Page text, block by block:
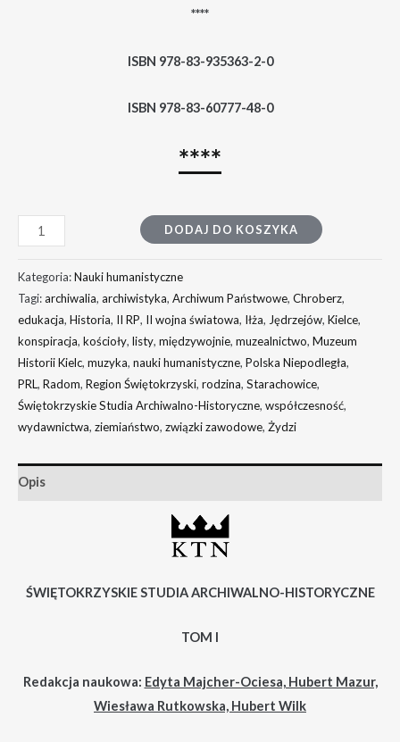
****
ISBN 978-83-935363-2-0
ISBN 978-83-60777-48-0
****
DODAJ DO KOSZYKA
Kategoria:Nauki humanistyczne
Tagi:archiwalia, archiwistyka, Archiwum Państwowe, Chroberz,
edukacja, Historia, II RP, II wojna światowa, Iłża, Jędrzejów, Kielce,
konspiracja, kościoły, listy, międzywojnie, muzealnictwo, Muzeum
Historii Kielc, muzyka, nauki humanistyczne, Polska Niepodległa,
PRL, Radom, Region Świętokrzyski, rodzina, Starachowice,
Świętokrzyskie Studia Archiwalno-Historyczne, współczesność,
wydawnictwa, ziemiaństwo, związki zawodowe, Żydzi
Opis
ŚWIĘTOKRZYSKIE STUDIA ARCHIWALNO-HISTORYCZNE
TOM I
Redakcja naukowa: Edyta Majcher-Ociesa, Hubert Mazur,
Wiesława Rutkowska, Hubert Wilk